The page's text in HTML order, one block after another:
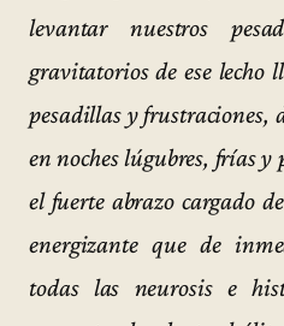
levantar nuestros
gravitatorios de ese lecho
pesadillas y frustraciones,
en noches lúgubres, frías
el fuerte abrazo cargado
energizante que de
todas las neurosis e